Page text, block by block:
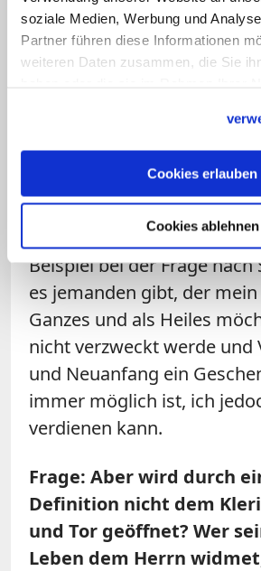
soziale Medien, Werbung und
Partner führen diese Informationen
weiteren Daten zusammen, die Sie
Cookies erlauben
Cookies ablehnen
anderem eine
meines Lebens, die nicht
ein "Nein" oder "Ja, aber"
all seinen
gehalten ist, dass es etwas
jemanden gibt, der das
selber nicht zu heilen
kein Mensch zu heilen
Beispiel bei der Frage nach
es jemanden gibt, der mein
Ganzes und als Heiles
nicht verzweckt werde und
und Neuanfang ein
immer möglich ist, ich
verdienen kann.
Frage: Aber wird durch
Definition nicht dem
und Tor geöffnet? Wer
Leben dem Herrn